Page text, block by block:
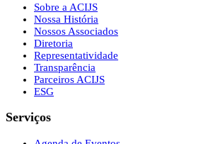
Sobre a ACIJS
Nossa História
Nossos Associados
Diretoria
Representatividade
Transparência
Parceiros ACIJS
ESG
Serviços